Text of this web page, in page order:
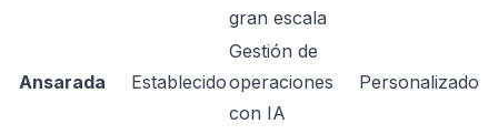
gran escala
Ansarada Establecido
Gestión de
operaciones
con IA
Personalizado